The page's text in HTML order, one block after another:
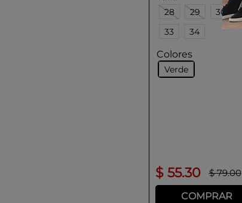
28 29 30
33
34
Colores
Verde
$ 55.30 $ 79.00
COMPRAR